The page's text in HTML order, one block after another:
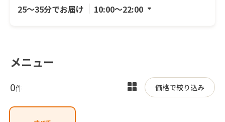
25〜35分でお届け
10:00〜22:00
メニュー
0件
表
価格で絞り込み